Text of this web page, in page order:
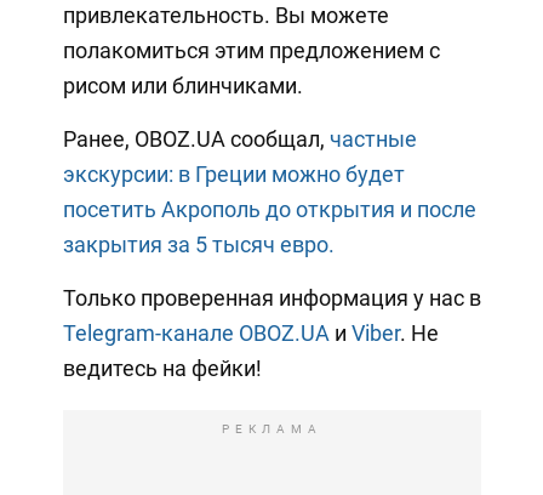
привлекательность. Вы можете
полакомиться этим предложением с
рисом или блинчиками.
Ранее, OBOZ.UA сообщал, частные
экскурсии: в Греции можно будет
посетить Акрополь до открытия и после
закрытия за 5 тысяч евро.
Только проверенная информация у нас в
Telegram-канале OBOZ.UA и Viber. Не
ведитесь на фейки!
РЕКЛАМА